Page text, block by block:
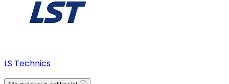
LS Technics